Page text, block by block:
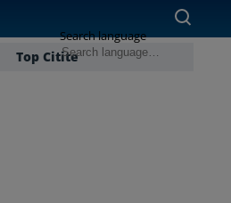
Top Citite
Search language